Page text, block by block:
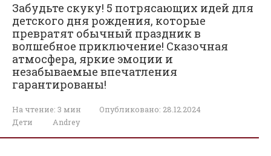
Забудьте скуку! 5 потрясающих идей для
детского дня рождения, которые
превратят обычный праздник в
волшебное приключение! Сказочная
атмосфера, яркие эмоции и
незабываемые впечатления
гарантированы!
На чтение: 3 мин Опубликовано: 28.12.2024
Дети
Andrey